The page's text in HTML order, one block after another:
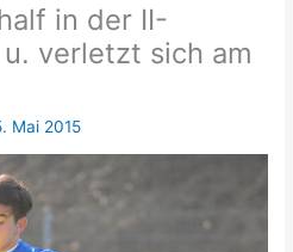
in der II-
verletzt sich am
Mai 2015